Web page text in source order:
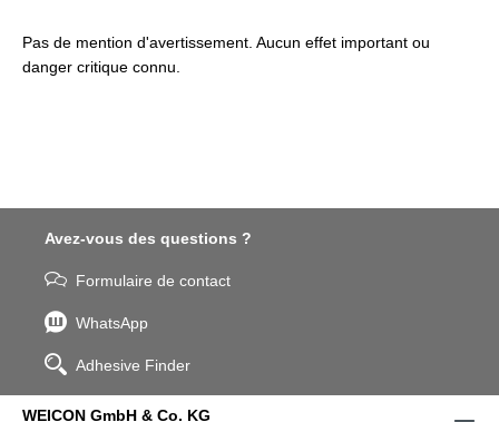
Pas de mention d'avertissement. Aucun effet important ou
danger critique connu.
Avez-vous des questions ?
Formulaire de contact
WhatsApp
Adhesive Finder
WEICON GmbH & Co. KG